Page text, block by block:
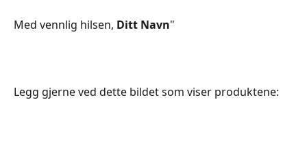
Med vennlig hilsen, Ditt Navn"
Legg gjerne ved dette bildet som viser produktene: